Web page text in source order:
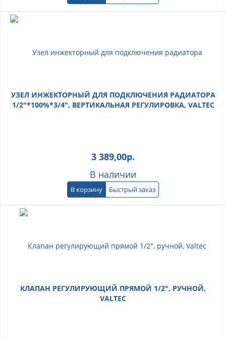
УЗЕЛ ИНЖЕКТОРНЫЙ ДЛЯ ПОДКЛЮЧЕНИЯ РАДИАТОРА
1/2"*100%*3/4", ВЕРТИКАЛЬНАЯ РЕГУЛИРОВКА, VALTEC
3 389,00р.
В наличии
В корзину Быстрый заказ
КЛАПАН РЕГУЛИРУЮЩИЙ ПРЯМОЙ 1/2", РУЧНОЙ,
VALTEC